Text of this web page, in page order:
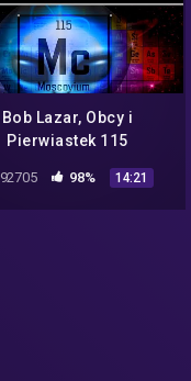
Bob Lazar, Obcy i
Pierwiastek 115
92705 98% 14:21